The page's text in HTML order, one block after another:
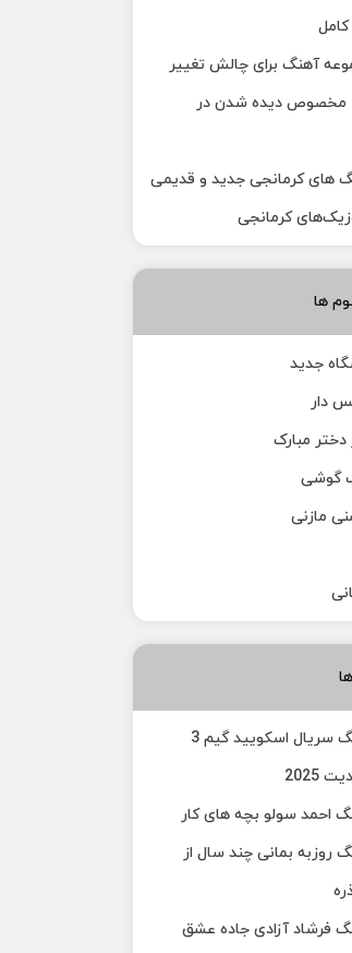
آهنگ برای چالش تغییر
ناخن MP3 مخصوص دیده شدن در
های کرمانجی جدید و قدیمی
کرمانجی
ها
جدید
دار
مبارک
گوشی
مازنی
دانلود آهنگ سریال اسکویید گیم 3
2025
احمد سولو بچه های کار
روزبه بمانی چند سال از
فرشاد آزادی جاده عشق